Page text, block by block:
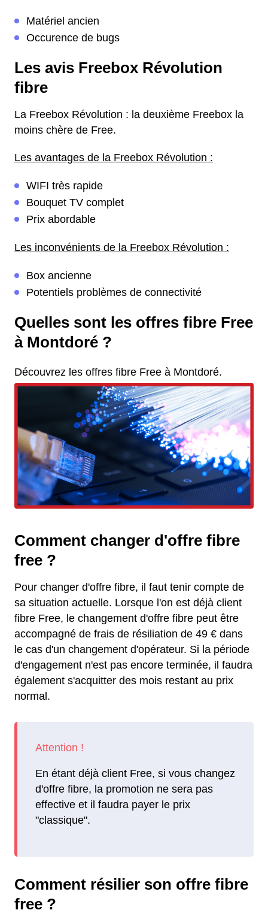
Matériel ancien
Occurence de bugs
Les avis Freebox Révolution
fibre
La Freebox Révolution : la deuxième Freebox la
moins chère de Free.
Les avantages de la Freebox Révolution :
WIFI très rapide
Bouquet TV complet
Prix abordable
Les inconvénients de la Freebox Révolution :
Box ancienne
Potentiels problèmes de connectivité
Quelles sont les offres fibre Free
à Montdoré ?
Découvrez les offres fibre Free à Montdoré.
Comment changer d'offre fibre
free ?
Pour changer d'offre fibre, il faut tenir compte de
sa situation actuelle. Lorsque l'on est déjà client
fibre Free, le changement d'offre fibre peut être
accompagné de frais de résiliation de 49 € dans
le cas d'un changement d'opérateur. Si la période
d'engagement n'est pas encore terminée, il faudra
également s'acquitter des mois restant au prix
normal.
En étant déjà client Free, si vous changez
d'offre fibre, la promotion ne sera pas
effective et il faudra payer le prix
"classique".
Comment résilier son offre fibre
free ?